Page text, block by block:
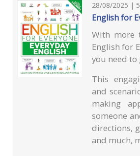
28/08/2025 |
English for
With more
English for
you need to
This
and
making
someone
directions,
and much,